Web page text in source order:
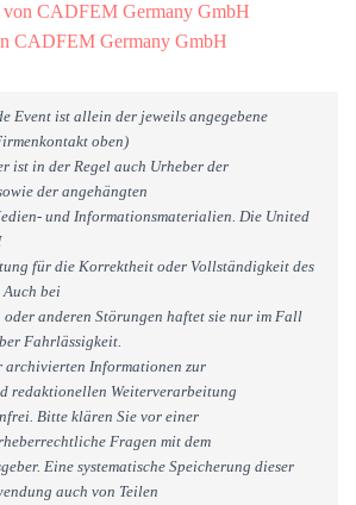
von CADFEM Germany GmbH
CADFEM Germany GmbH
Event ist allein der jeweils angegebene
oben)
ist in der Regel auch Urheber der
der angehängten
und Informationsmaterialien. Die United
für die Korrektheit oder Vollständigkeit des
bei
anderen Störungen haftet sie nur im Fall
Fahrlässigkeit.
archivierten Informationen zur
redaktionellen Weiterverarbeitung
Bitte klären Sie vor einer
Fragen mit dem
Eine systematische Speicherung dieser
auch von Teilen